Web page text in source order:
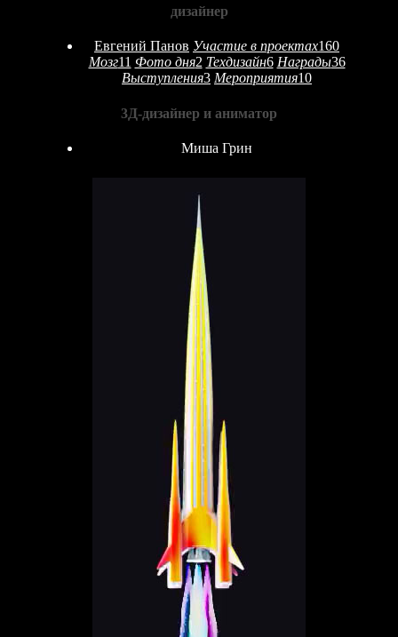
дизайнер
Евгений Панов Участие в проектах160
Мозг11 Фото дня2 Техдизайн6 Награды36
Выступления3 Мероприятия10
3Д-дизайнер и аниматор
Миша Грин